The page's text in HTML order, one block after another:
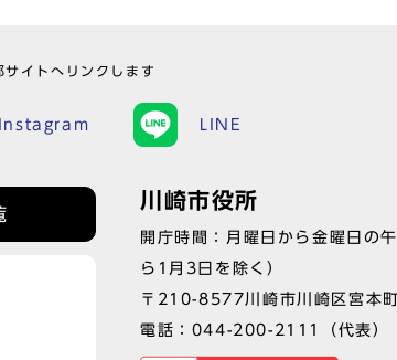
イトへリンクします
Instagram LINE
川崎市役所
開庁時間：月曜日から金曜日の
ら1月3日を除く）
〒210-8577川崎市川崎区宮本
電話： 044-200-2111 （代表）